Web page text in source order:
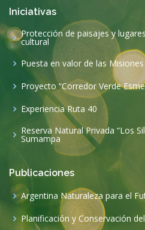
Iniciativas
Protección de paisajes y
cultural
Puesta en valor de las
Proyecto “Corredor Verde
Experiencia Ruta 40
Reserva Natural Privada “Los
Sumampa
Publicaciones
Argentina Naturaleza para el
Planificación y Conservación